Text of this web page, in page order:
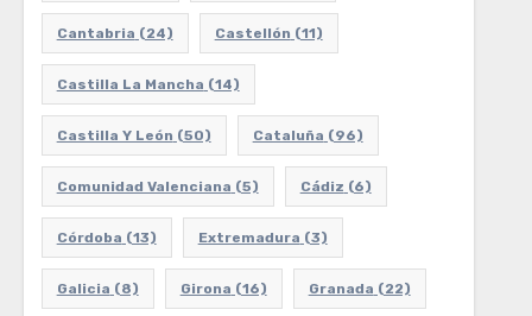
Cantabria (24) Castellón (11)
Castilla La Mancha (14)
Castilla Y León (50) Cataluña (96)
Comunidad Valenciana (5) Cádiz (6)
Córdoba (13) Extremadura (3)
Galicia (8) Girona (16) Granada (22)